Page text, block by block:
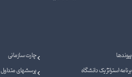
پیوندها
چارت سازمانی
برنامه استراتژیک دانشگاه پرسشهای متداول